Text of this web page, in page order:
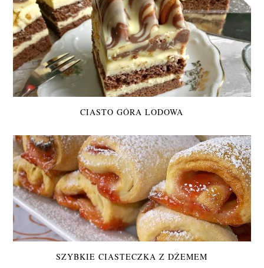
CIASTO GÓRA LODOWA
SZYBKIE CIASTECZKA Z DŻEMEM